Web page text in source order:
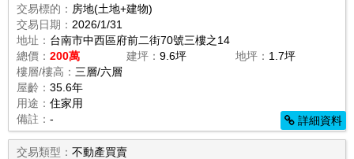
交易標的： 房地(土地+建物)
交易日期： 2026/1/31
地址： 台南市中西區府前二街70號三樓之14
總價： 200萬 建坪： 9.6坪 地坪： 1.7坪
樓層/樓高： 三層/六層
屋齡： 35.6年
用途： 住家用
備註： - 詳細資料
交易類型： 不動產買賣